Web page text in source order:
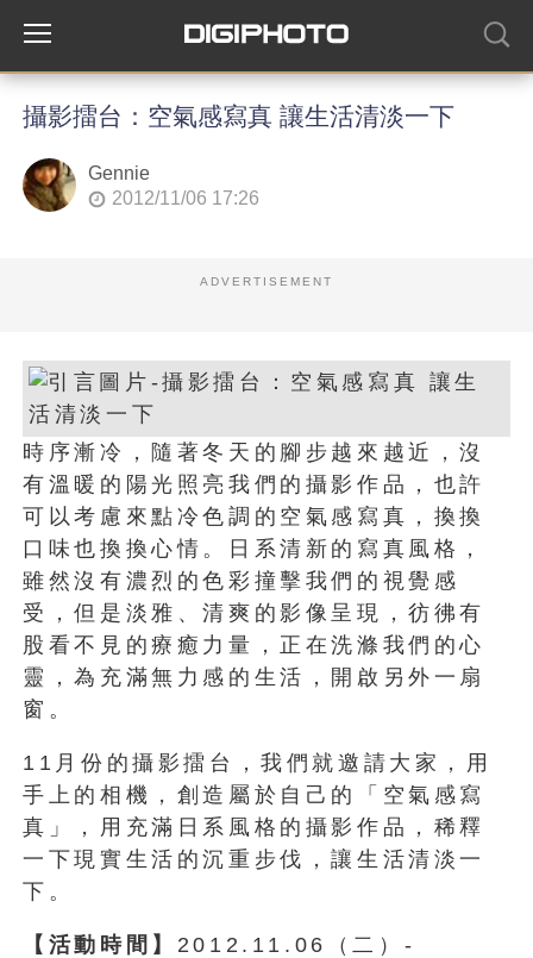
攝影擂台：空氣感寫真 讓生活清淡一下
Gennie
2012/11/06 17:26
ADVERTISEMENT
時序漸冷，隨著冬天的腳步越來越近，沒
有溫暖的陽光照亮我們的攝影作品，也許
可以考慮來點冷色調的空氣感寫真，換換
口味也換換心情。日系清新的寫真風格，
雖然沒有濃烈的色彩撞擊我們的視覺感
受，但是淡雅、清爽的影像呈現，彷彿有
股看不見的療癒力量，正在洗滌我們的心
靈，為充滿無力感的生活，開啟另外一扇
窗。
11月份的攝影擂台，我們就邀請大家，用
手上的相機，創造屬於自己的「空氣感寫
真」，用充滿日系風格的攝影作品，稀釋
一下現實生活的沉重步伐，讓生活清淡一
下。
【活動時間】 2012.11.06（二）-